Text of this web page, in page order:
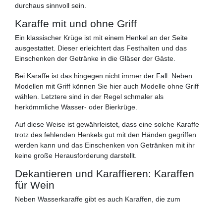
durchaus sinnvoll sein.
Karaffe mit und ohne Griff
Ein klassischer Krüge ist mit einem Henkel an der Seite
ausgestattet. Dieser erleichtert das Festhalten und das
Einschenken der Getränke in die Gläser der Gäste.
Bei Karaffe ist das hingegen nicht immer der Fall. Neben
Modellen mit Griff können Sie hier auch Modelle ohne Griff
wählen. Letztere sind in der Regel schmaler als
herkömmliche Wasser- oder Bierkrüge.
Auf diese Weise ist gewährleistet, dass eine solche Karaffe
trotz des fehlenden Henkels gut mit den Händen gegriffen
werden kann und das Einschenken von Getränken mit ihr
keine große Herausforderung darstellt.
Dekantieren und Karaffieren: Karaffen
für Wein
Neben Wasserkaraffe gibt es auch Karaffen, die zum